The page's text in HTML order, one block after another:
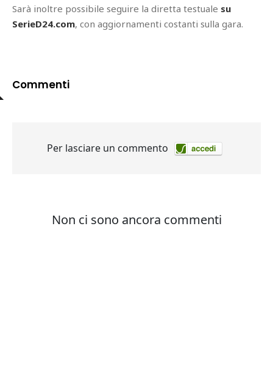
Sarà inoltre possibile seguire la diretta testuale su
SerieD24.com, con aggiornamenti costanti sulla gara.
Commenti